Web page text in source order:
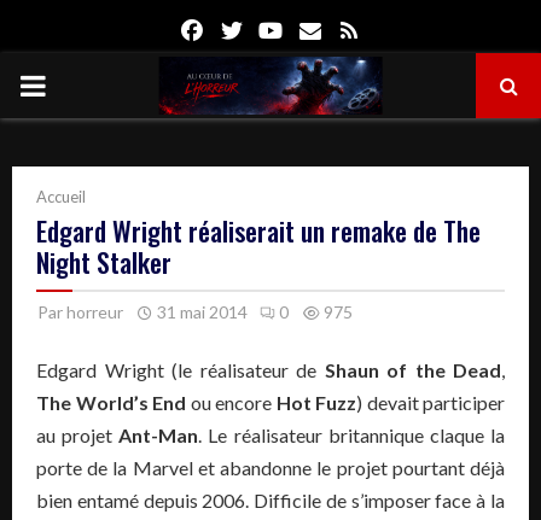
FacebookTwitterYoutube
Email
PRIMARY
Accueil
Edgard Wright réaliserait un remake de The
Night Stalker
Parhorreur 31 mai 2014 0 975
Edgard Wright (le réalisateur de Shaun of the Dead,
The World’s End ou encore Hot Fuzz) devait participer
au projetAnt-Man. Le réalisateur britannique claque la
porte de la Marvel et abandonne le projet pourtant déjà
bien entamé depuis 2006. Difficile de s’imposer face à la